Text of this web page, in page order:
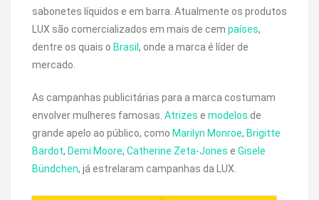
sabonetes líquidos e em barra. Atualmente os produtos
LUX são comercializados em mais de cem países,
dentre os quais o Brasil , onde a marca é líder de
mercado.
As campanhas publicitárias para a marca costumam
envolver mulheres famosas. Atrizes e modelos de
grande apelo ao público, como Marilyn Monroe, Brigitte
Bardot, Demi Moore, Catherine Zeta-Jones e Gisele
Bündchen, já estrelaram campanhas da LUX.